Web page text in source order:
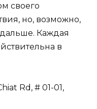
своего
но, возможно,
Каждая
в
Rd, # 01-01,